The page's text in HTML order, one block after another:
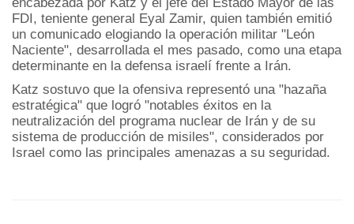
FDI, teniente general Eyal Zamir, quien también emitió
un comunicado elogiando la operación militar "León
Naciente", desarrollada el mes pasado, como una etapa
determinante en la defensa israelí frente a Irán.
Katz sostuvo que la ofensiva representó una "hazaña
estratégica" que logró "notables éxitos en la
neutralización del programa nuclear de Irán y de su
sistema de producción de misiles", considerados por
Israel como las principales amenazas a su seguridad.